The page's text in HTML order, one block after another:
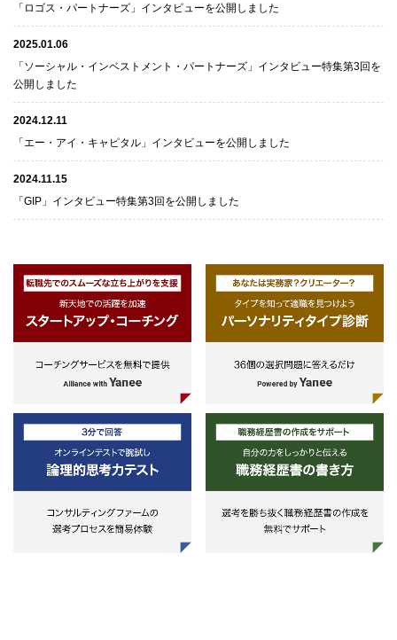
「ロゴス・パートナーズ」インタビューを公開しました
2025.01.06
「ソーシャル・インベストメント・パートナーズ」インタビュー特集第3回を
公開しました
2024.12.11
「エー・アイ・キャピタル」インタビューを公開しました
2024.11.15
「GIP」インタビュー特集第3回を公開しました